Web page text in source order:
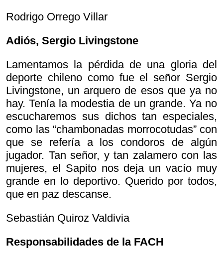
Rodrigo Orrego Villar
Adiós, Sergio Livingstone
Lamentamos la pérdida de una gloria del
deporte chileno como fue el señor Sergio
Livingstone, un arquero de esos que ya no
hay. Tenía la modestia de un grande. Ya no
escucharemos sus dichos tan especiales,
como las “chambonadas morrocotudas” con
que se refería a los condoros de algún
jugador. Tan señor, y tan zalamero con las
mujeres, el Sapito nos deja un vacío muy
grande en lo deportivo. Querido por todos,
que en paz descanse.
Sebastián Quiroz Valdivia
Responsabilidades de la FACH